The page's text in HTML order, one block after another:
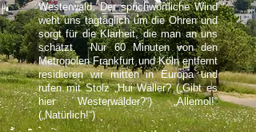
Westerwald. Der sprichwörtliche Wind
weht uns tagtäglich um die Ohren und
sorgt für die Klarheit, die man an uns
schätzt. Nur 60 Minuten von den
Metropolen Frankfurt und Köln entfernt
residieren wir mitten in Europa und
rufen mit Stolz „Hui Wäller? („Gibt es
hier Westerwälder?“) „Allemol!“
(„Natürlich!“)